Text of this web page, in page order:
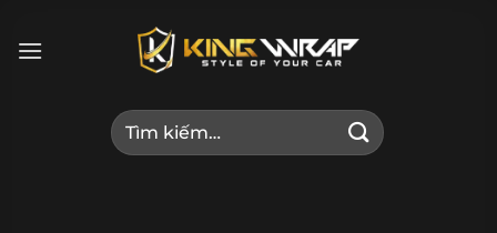
qua
Tìm
kiếm: